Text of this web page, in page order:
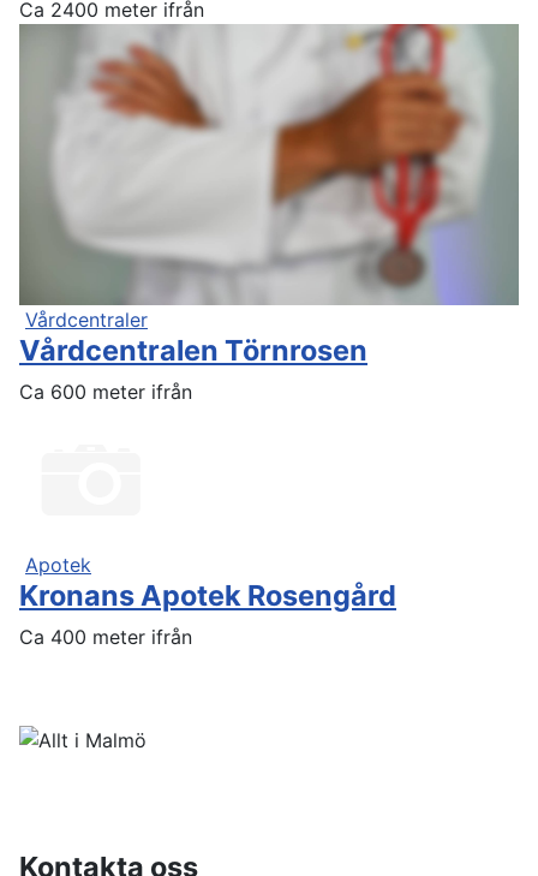
Ca 2400 meter ifrån
Vårdcentraler
Vårdcentralen Törnrosen
Ca 600 meter ifrån
Apotek
Kronans Apotek Rosengård
Ca 400 meter ifrån
Kontakta oss